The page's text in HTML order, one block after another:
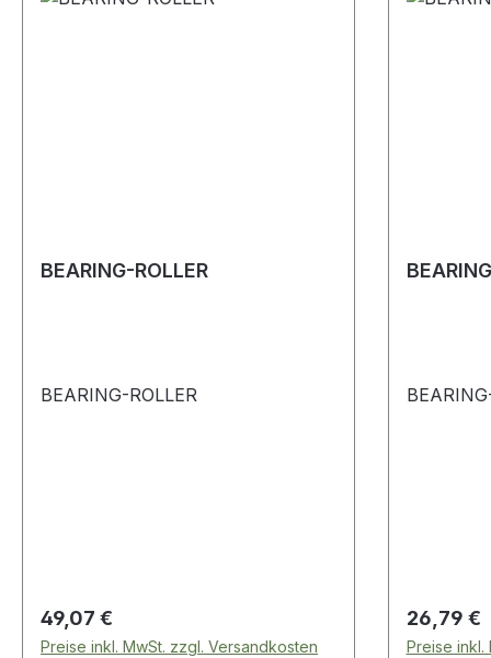
BEARING-ROLLER
BEARING-ROLLER
Regulärer Preis:
49,07 €
Preise inkl. MwSt. zzgl. Versandkosten
Regulärer
26,79 €
Preise inkl.